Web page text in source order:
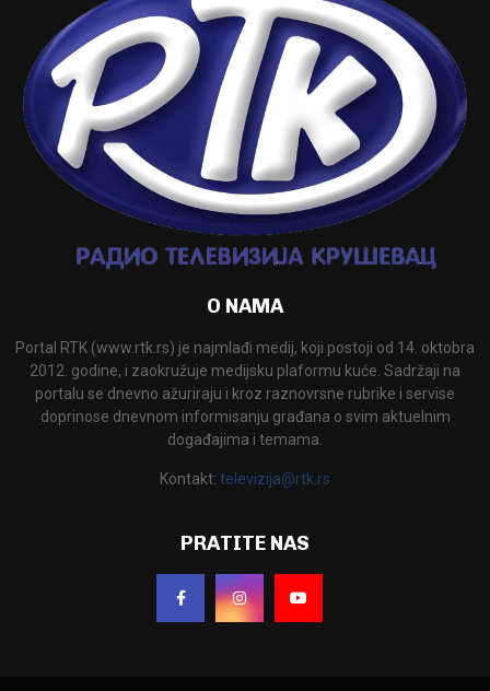
O NAMA
Portal RTK (www.rtk.rs) je najmlađi medij, koji postoji od 14. oktobra
2012. godine, i zaokružuje medijsku plaformu kuće. Sadržaji na
portalu se dnevno ažuriraju i kroz raznovrsne rubrike i servise
doprinose dnevnom informisanju građana o svim aktuelnim
događajima i temama.
Kontakt: televizija@rtk.rs
PRATITE NAS